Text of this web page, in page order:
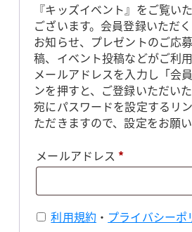
『キッズイベント』をご覧い
ございます。会員登録いただ
お知らせ、プレゼントのご応
稿、イベント投稿などがご利用
メールアドレスを入力し「会
ンを押すと、ご登録いただい
宛にパスワードを設定するリ
ただきますので、設定をお願い
メールアドレス *必
利用規約 ・ プライバシーポ